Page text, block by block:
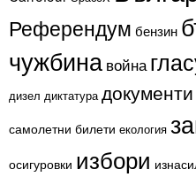
Референдум бензин
чужбина война
дизел диктатура
самолетни билети екология
осигуровки избори